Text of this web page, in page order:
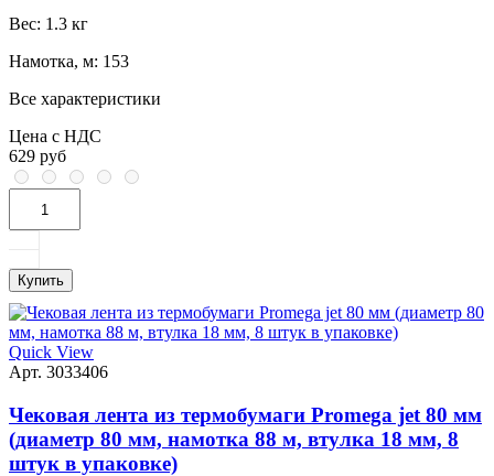
Вес: 1.3 кг
Намотка, м: 153
Все характеристики
Цена с НДС
629 руб
Купить
Quick View
Арт. 3033406
Чековая лента из термобумаги Promega jet 80 мм
(диаметр 80 мм, намотка 88 м, втулка 18 мм, 8
штук в упаковке)